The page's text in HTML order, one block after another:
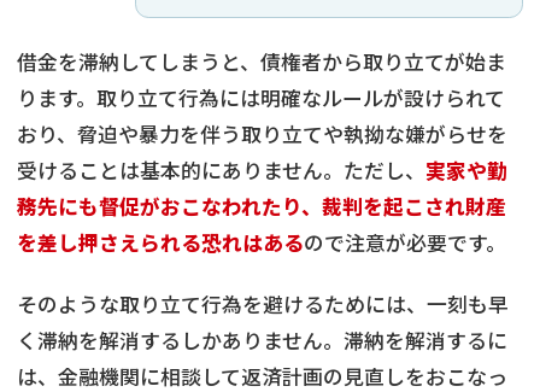
借金を滞納してしまうと、債権者から取り立てが始ま
ります。取り立て行為には明確なルールが設けられて
おり、脅迫や暴力を伴う取り立てや執拗な嫌がらせを
受けることは基本的にありません。ただし、 実家や勤
務先にも督促がおこなわれたり、裁判を起こされ財産
を差し押さえられる恐れはあるので注意が必要です。
そのような取り立て行為を避けるためには、一刻も早
く滞納を解消するしかありません。滞納を解消するに
は、金融機関に相談して返済計画の見直しをおこなっ